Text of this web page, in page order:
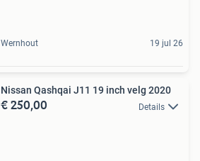
Wernhout 19 jul 26
Nissan Qashqai J11 19 inch velg 2020
€ 250,00 Details